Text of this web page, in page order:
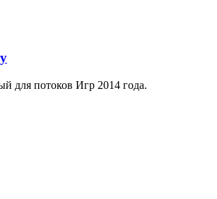
для потоков Игр 2014 года.